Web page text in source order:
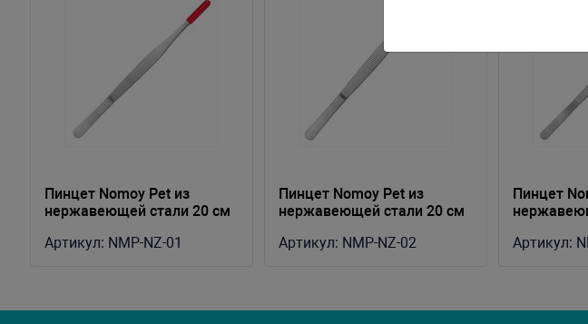
Пинцет Nomoy Pet из
нержавеющей стали 20 см
Артикул: NMP-NZ-01
Пинцет Nomoy Pet из
нержавеющей стали 20 см
Артикул: NMP-NZ-02
Пинцет
Артикул: